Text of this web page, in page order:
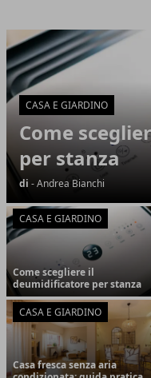
Articoli in Evidenza
CASA E GIARDINO
Come
per stanza
di - Andrea Bianchi
CASA E GIARDINO
Come scegliere il
deumidificatore per stanza
CASA E GIARDINO
Casa fresca senza aria